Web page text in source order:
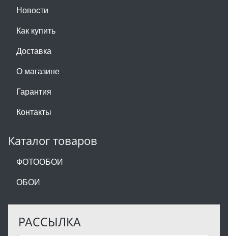
Новости
Как купить
Доставка
О магазине
Гарантия
Контакты
Каталог товаров
ФОТООБОИ
ОБОИ
РАССЫЛКА